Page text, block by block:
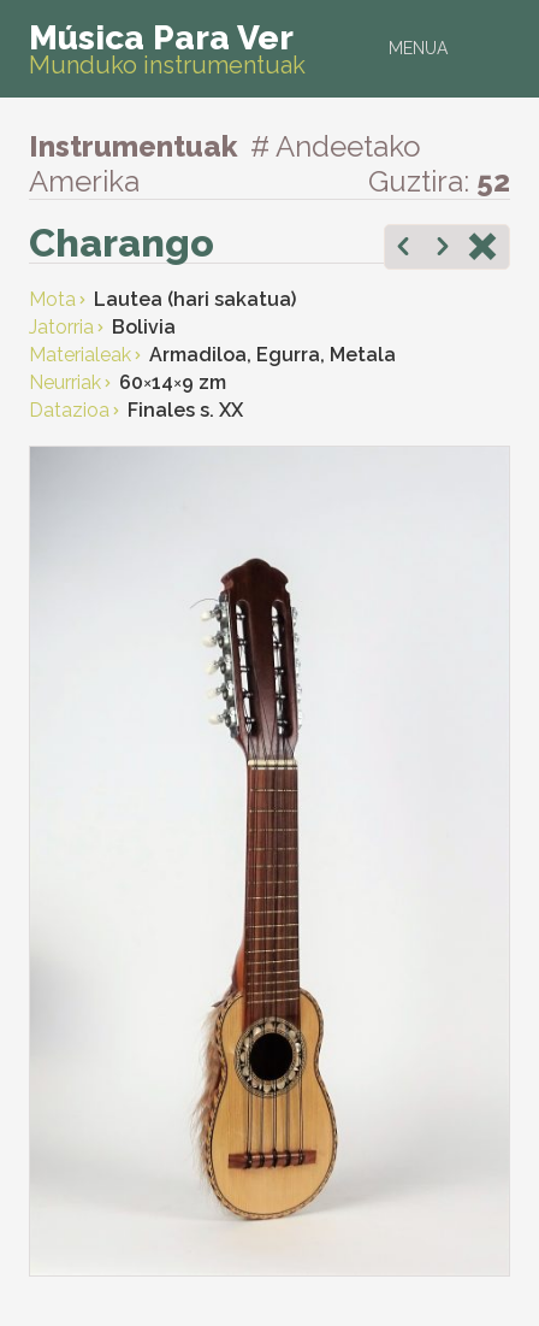
MENUA
Música Para Ver
Munduko instrumentuak
Instrumentuak # Andeetako
Amerika
Guztira: 52
Charango
Mota
Lautea (hari sakatua)
Jatorria
Bolivia
Materialeak
Armadiloa, Egurra, Metala
Neurriak
60×14×9 zm
Datazioa
Finales s. XX